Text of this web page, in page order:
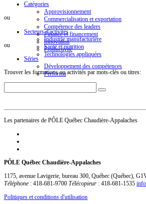
Catégories
Approvisionnement
Commercialisation et exportation
Compétence des leaders
Finance et financement
Innovation
Productivité
ou
Secteurs d'activités
Industrie manufacturière
Santé et nutrition
Technologies appliquées
ou
Séries
Développement des compétences
Performa
Trouver les formations ou activités par mots-clés ou titres:
Les partenaires de PÔLE Québec Chaudière-Appalaches
PÔLE Québec Chaudière-Appalaches
1175, avenue Lavigerie, bureau 300, Québec (Québec),
Téléphone : 418-681-9700 Télécopieur : 418-681-1535
Politiques et conditions d'utilisation